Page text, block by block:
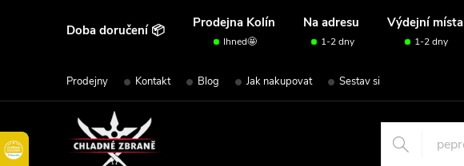
Doba doručení 📦 Prodejna Kolín Na adresu Výdejní místa
Ihned🤩 1-2 dny 1-2 dny
Prodejny Kontakt Blog Jak nakupovat Sestav si svou sadu✅